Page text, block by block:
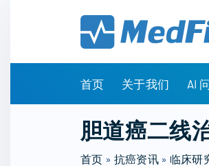
首页 关于我们 AI
胆道癌二线
首页 » 抗癌资讯» 临床研